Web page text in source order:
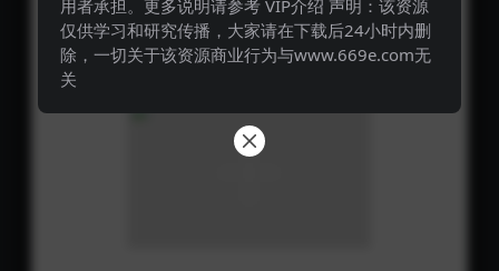
用者承担。更多说明请参考 VIP介绍 声明：该资源
仅供学习和研究传播，大家请在下载后24小时内删
除，一切关于该资源商业行为与www.669e.com无
关